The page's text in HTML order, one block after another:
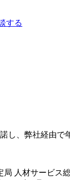
する
し、弊社経由で
人材サービス